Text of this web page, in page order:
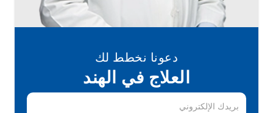
دعونا نخطط لك
العلاج في الهند